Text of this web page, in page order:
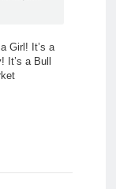
a Girl! It’s a
It’s a Bull